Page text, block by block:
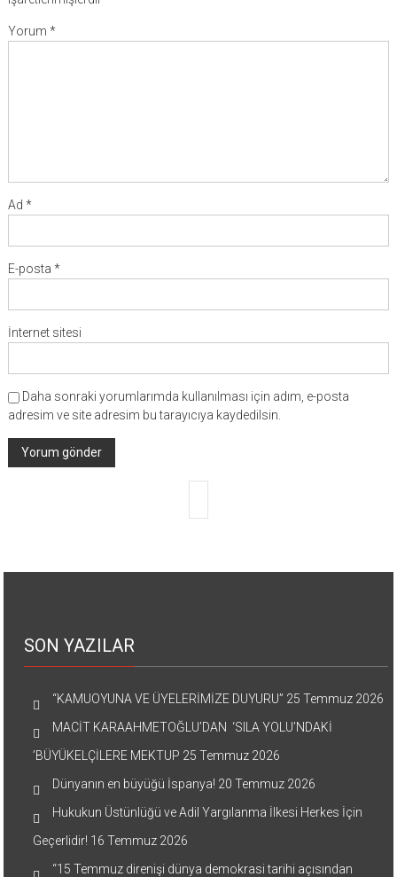
Yorum *
Ad *
E-posta *
İnternet sitesi
Daha sonraki yorumlarımda kullanılması için adım, e-posta
adresim ve site adresim bu tarayıcıya kaydedilsin.
SON YAZILAR
“KAMUOYUNA VE ÜYELERİMİZE DUYURU” 25 Temmuz 2026
MACİT KARAAHMETOĞLU’DAN ‘SILA YOLU’NDAKİ
’BÜYÜKELÇİLERE MEKTUP 25 Temmuz 2026
Dünyanın en büyüğü İspanya! 20 Temmuz 2026
Hukukun Üstünlüğü ve Adil Yargılanma İlkesi Herkes İçin
Geçerlidir! 16 Temmuz 2026
“15 Temmuz direnişi dünya demokrasi tarihi açısından